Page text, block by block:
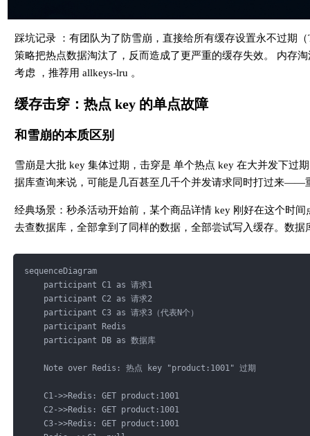
}
}
踩坑记录 ：有团队为了防雪崩，直接给所有缓存设置永不过期
策略把热点数据淘汰了，反而造成了更严重的缓存失效。 内存
考虑 ，推荐用 allkeys-lru 。
缓存击穿：热点 key 的单点故障
和雪崩的本质区别
雪崩是大批 key 集体过期，击穿是 单个热点 key 在大并发下过
据库查询来说，可能是几百甚至几千个并发请求同时打过来——
经典场景：秒杀活动开始前，某个商品详情 key 刚好在这个时
去查数据库，全部拿到了同样的数据，全部尝试写入缓存。数
sequenceDiagram
participant C1 as 请求1
participant C2 as 请求2
participant C3 as 请求3（代表N个）
participant Redis
participant DB as 数据库
Note over Redis: 热点 key "product:1001" 过期
C1->>Redis: GET product:1001
C2->>Redis: GET product:1001
C3->>Redis: GET product:1001